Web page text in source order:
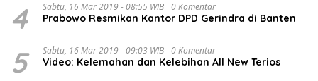
4 Sabtu, 16 Mar 2019 - 08:55 WIB 0 Komentar
Prabowo Resmikan Kantor DPD Gerindra di Banten
5 Sabtu, 16 Mar 2019 - 09:03 WIB 0 Komentar
Video: Kelemahan dan Kelebihan All New Terios